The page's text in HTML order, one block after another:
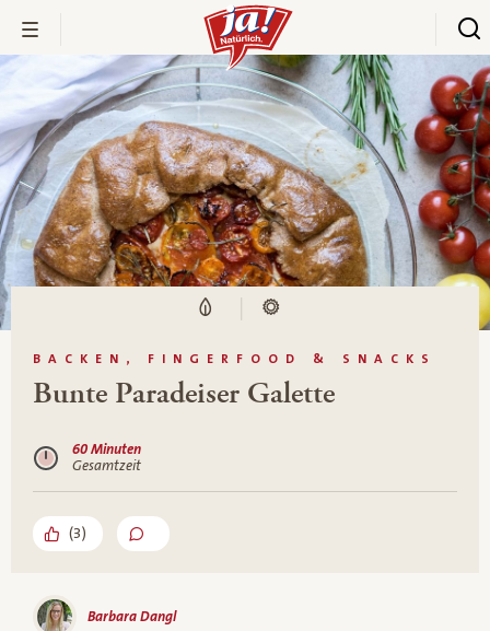
BACKEN, FINGERFOOD & SNACKS
Bunte Paradeiser Galette
60 Minuten
Gesamtzeit
(3)
Barbara Dangl